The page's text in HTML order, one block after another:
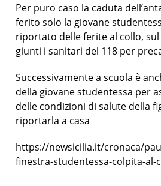
Per puro caso la caduta
ferito solo la giovane
riportato delle ferite al collo,
giunti i sanitari del 118 per
Successivamente a scuola è
della giovane studentessa per
delle condizioni di salute della
riportarla a casa
https://newsicilia.it/cronaca/
finestra-studentessa-colpita-al-